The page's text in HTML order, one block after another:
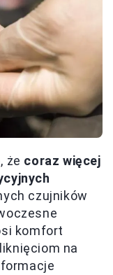
że coraz więcej
czujników
komfort
na